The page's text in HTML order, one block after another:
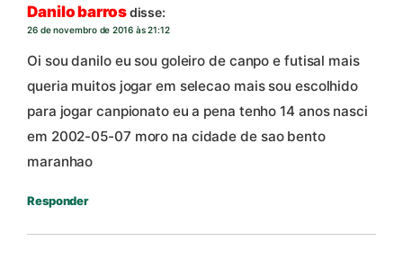
Danilo barrosdisse:
26 de novembro de 2016 às 21:12
Oi sou danilo eu sou goleiro de canpo e futisal mais
queria muitos jogar em selecao mais sou escolhido
para jogar canpionato eu a pena tenho 14 anos nasci
em 2002-05-07 moro na cidade de sao bento
maranhao
Responder